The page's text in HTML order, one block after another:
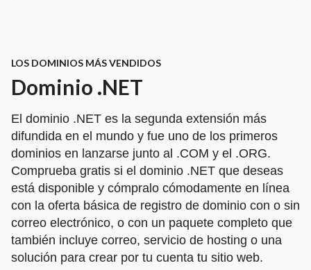
LOS DOMINIOS MÁS VENDIDOS
Dominio .NET
El dominio .NET es la segunda extensión más
difundida en el mundo y fue uno de los primeros
dominios en lanzarse junto al .COM y el .ORG.
Comprueba gratis si el dominio .NET que deseas
está disponible y cómpralo cómodamente en línea
con la oferta básica de registro de dominio con o sin
correo electrónico, o con un paquete completo que
también incluye correo, servicio de hosting o una
solución para crear por tu cuenta tu sitio web.